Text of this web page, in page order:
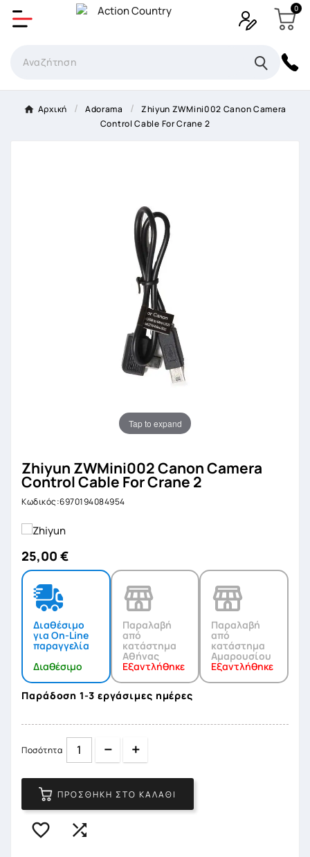
0
Αρχική Adorama
Zhiyun ZWMini002 Canon Camera
Control Cable For Crane 2
Tap to expand
Zhiyun ZWMini002 Canon Camera
Control Cable For Crane 2
Κωδικός:6970194084954
25,00 €
Διαθέσιμο
για On-Line
παραγγελία
Διαθέσιμο
Παραλαβή
από
κατάστημα
Αθήνας
Εξαντλήθηκε
Παραλαβή
από
κατάστημα
Αμαρουσίου
Εξαντλήθηκε
Παράδοση 1-3 εργάσιμες ημέρες
Ποσότητα Quantity
ΠΡΟΣΘΉΚΗ ΣΤΟ ΚΑΛΆΘΙ
 
Δημιουργία λίστα επιθυμητών
×
Όνομα Λίστα επιθυμιτών
Δημιουργία λίστα επιθυμητών